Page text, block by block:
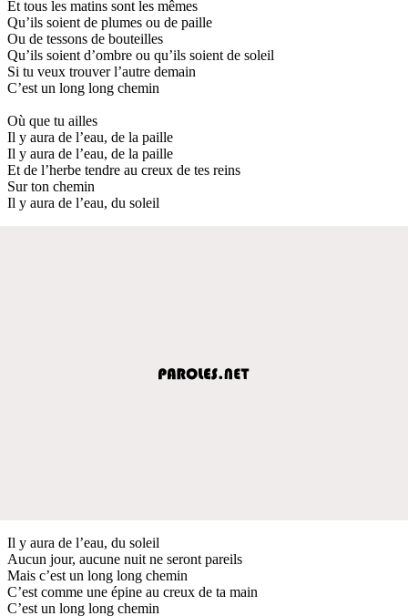
Et tous les matins sont les mêmes
Qu’ils soient de plumes ou de paille
Ou de tessons de bouteilles
Qu’ils soient d’ombre ou qu’ils soient de soleil
Si tu veux trouver l’autre demain
C’est un long long chemin
Où que tu ailles
Il y aura de l’eau, de la paille
Il y aura de l’eau, de la paille
Et de l’herbe tendre au creux de tes reins
Sur ton chemin
Il y aura de l’eau, du soleil
Il y aura de l’eau, du soleil
Aucun jour, aucune nuit ne seront pareils
Mais c’est un long long chemin
C’est comme une épine au creux de ta main
C’est un long long chemin